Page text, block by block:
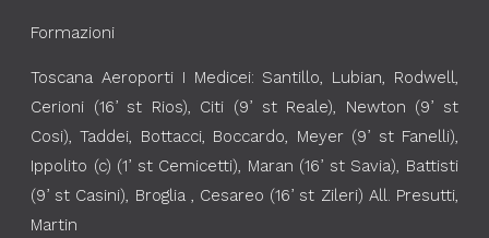
Formazioni
Toscana Aeroporti I Medicei: Santillo, Lubian, Rodwell,
Cerioni (16’ st Rios), Citi (9’ st Reale), Newton (9’ st
Cosi), Taddei, Bottacci, Boccardo, Meyer (9’ st Fanelli),
Ippolito (c) (1’ st Cemicetti), Maran (16’ st Savia), Battisti
(9’ st Casini), Broglia , Cesareo (16’ st Zileri) All. Presutti,
Martin